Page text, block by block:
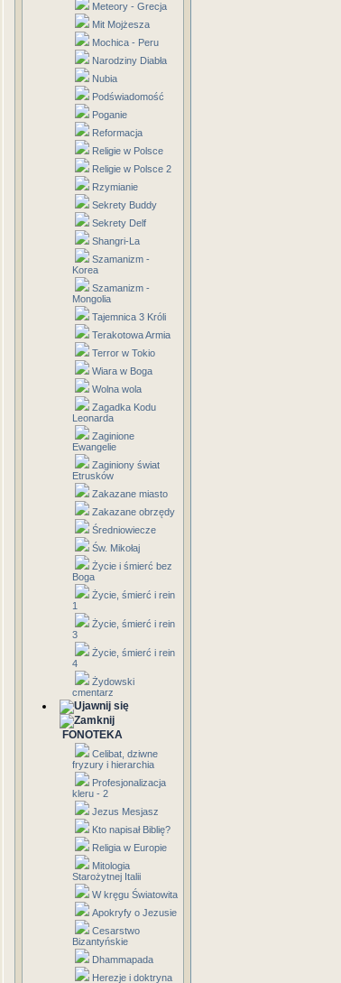
Meteory - Grecja
Mit Mojżesza
Mochica - Peru
Narodziny Diabła
Nubia
Podświadomość
Poganie
Reformacja
Religie w Polsce
Religie w Polsce 2
Rzymianie
Sekrety Buddy
Sekrety Delf
Shangri-La
Szamanizm -
Korea
Szamanizm -
Mongolia
Tajemnica 3 Króli
Terakotowa Armia
Terror w Tokio
Wiara w Boga
Wolna wola
Zagadka Kodu
Leonarda
Zaginione
Ewangelie
Zaginiony świat
Etrusków
Zakazane miasto
Zakazane obrzędy
Średniowiecze
Św. Mikołaj
Życie i śmierć bez
Boga
Życie, śmierć i rein
1
Życie, śmierć i rein
3
Życie, śmierć i rein
4
Żydowski
cmentarz
FONOTEKA
Celibat, dziwne
fryzury i hierarchia
Profesjonalizacja
kleru - 2
Jezus Mesjasz
Kto napisał Biblię?
Religia w Europie
Mitologia
Starożytnej Italii
W kręgu Światowita
Apokryfy o Jezusie
Cesarstwo
Bizantyńskie
Dhammapada
Herezje i doktryna